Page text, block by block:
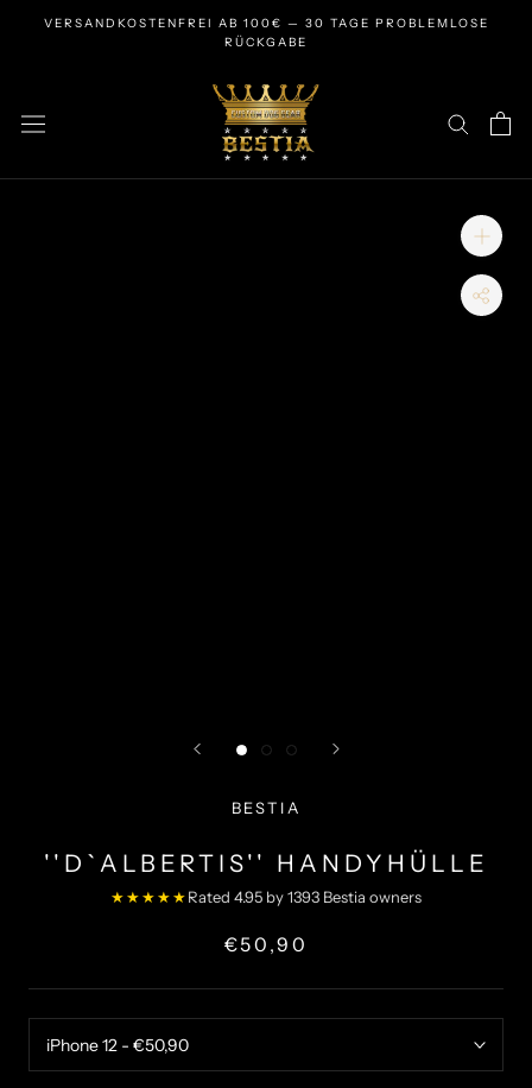
VERSANDKOSTENFREI AB 100€ — 30 TAGE PROBLEMLOSE
RÜCKGABE
BESTIA
''D`ALBERTIS'' HANDYHÜLLE
★★★★★Rated 4.95 by 1393 Bestia owners
€50,90